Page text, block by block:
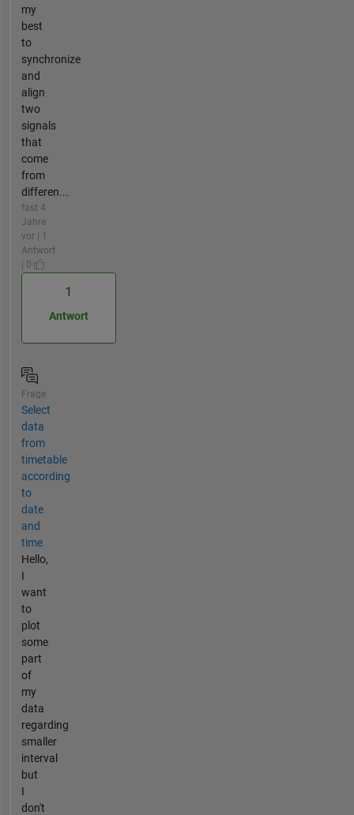
my
best
to
synchronize
and
align
two
signals
that
come
from
differen...
fast 4
Jahre
vor | 1
Antwort
| 0
1
Antwort
Frage
Select
data
from
timetable
according
to
date
and
time
Hello,
I
want
to
plot
some
part
of
my
data
regarding
smaller
interval
but
I
don't